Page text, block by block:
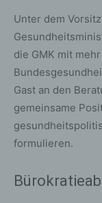
Unter dem
die GMK mit
Gast an den
gemeinsame
formulieren.